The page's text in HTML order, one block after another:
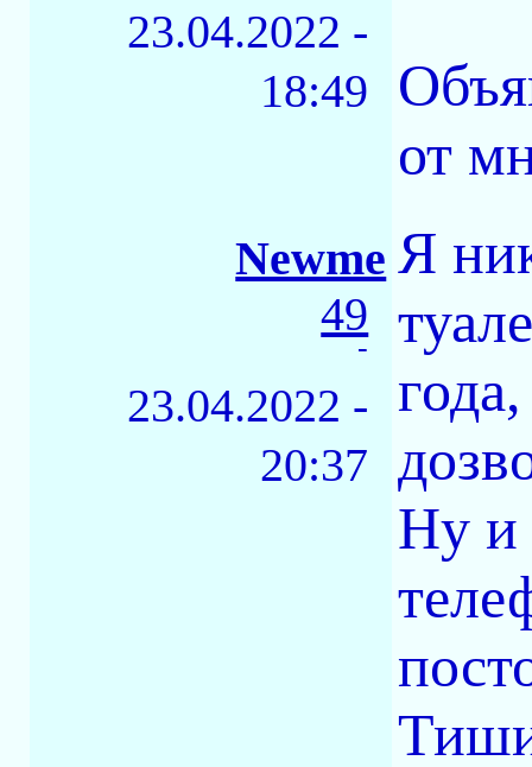
23.04.2022 -
18:49
от
Newme
49
-
23.04.2022 -
20:37
Я
Ну и